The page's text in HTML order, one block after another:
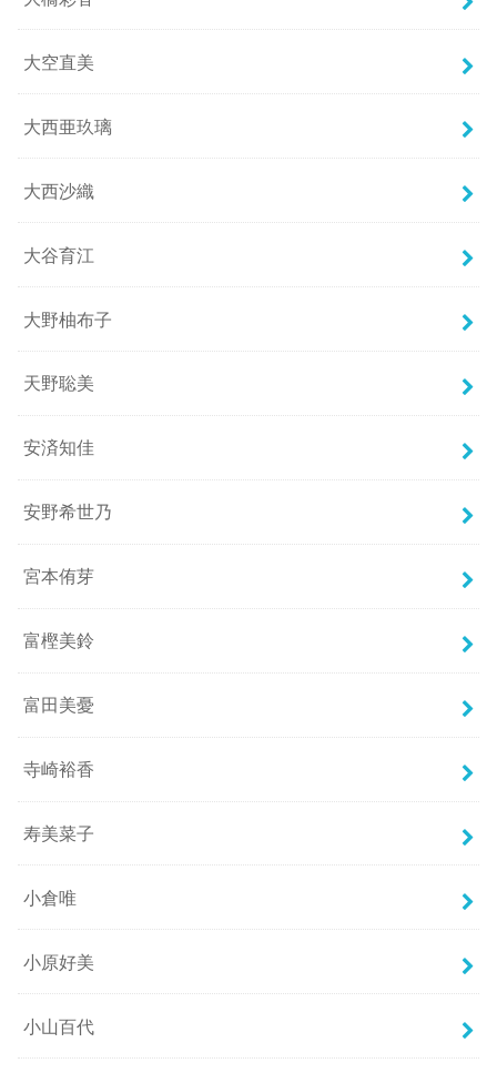
大空直美
大西亜玖璃
大西沙織
大谷育江
大野柚布子
天野聡美
安済知佳
安野希世乃
宮本侑芽
富樫美鈴
富田美憂
寺崎裕香
寿美菜子
小倉唯
小原好美
小山百代